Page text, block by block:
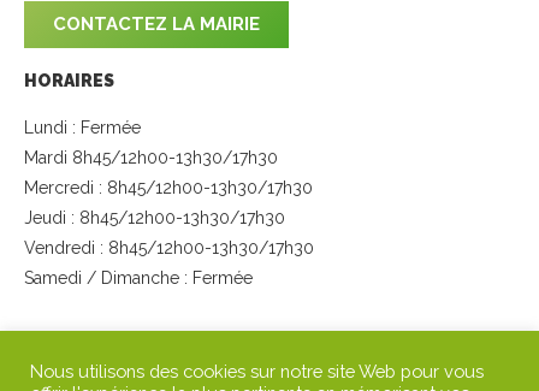
CONTACTEZ LA MAIRIE
HORAIRES
Lundi : Fermée
Mardi 8h45/12h00-13h30/17h30
Mercredi : 8h45/12h00-13h30/17h30
Jeudi : 8h45/12h00-13h30/17h30
Vendredi : 8h45/12h00-13h30/17h30
Samedi / Dimanche : Fermée
Nous utilisons des cookies sur notre site Web pour vous